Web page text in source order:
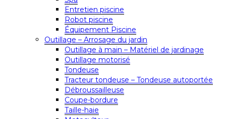
Entretien piscine
Robot piscine
Équipement Piscine
Outillage – Arrosage du jardin
Outillage à main – Matériel de jardinage
Outillage motorisé
Tondeuse
Tracteur tondeuse – Tondeuse autoportée
Débroussailleuse
Coupe-bordure
Taille-haie